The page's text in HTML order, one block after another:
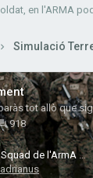
en l'ARMA
Simulació
tot allò que
918
ID Jugador/URL Squad de l'ArmA 3.